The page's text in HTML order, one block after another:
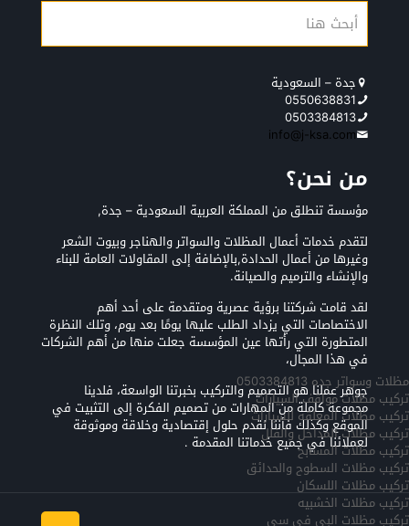
جدة – السعودية
0550638831
0503384813
info@j-ksa.com
من نحن؟
مؤسسة تنطلق من المملكة العربية السعودية – جدة,
لتقدم خدمات أعمال المظلات والسواتر والهناجر وبيوت الشعر
وغيرها من أعمال الحدادة,بالإضافة إلى المقاولات العامة للبناء
والإنشاء والترميم والصيانة.
لقد قامت شركتنا برؤية عصرية ومتقدمة على أحد أهم
الاختصاصات التي يزداد الطلب عليها يومًا بعد يوم، وتلك النظرة
المتطورة التي رأتها عين المؤسسة جعلت منها من أهم الشركات
في هذا المجال،
جوهر عملنا هو التصميم والتركيب بخبرتنا الواسعة، فلدينا
مجموعة كاملة من المهارات من تصميم الفكرة إلى التثبيت في
الموقع وكذلك فأننا نقدم حلول إقتصادية وخلاقة وموثوقة
لعملائنا في جميع خدماتنا المقدمة .
مظلات وسواتر جده 0503384813
تركيب مظلات مواقف السيارات
تركيب مظلات المعلقه للسيارات
تركيب مظلات المداخل والفلل
تركيب مظلات المسابح
تركيب مظلات السطوح والحدائق
تركيب مظلات اللسكان
تركيب مظلات الخشبيه
تركيب مظلات البي في سي